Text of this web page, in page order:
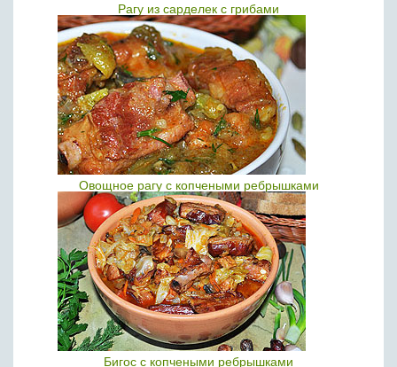
Рагу из сарделек с грибами
Овощное рагу с копчеными ребрышками
Бигос с копчеными ребрышками